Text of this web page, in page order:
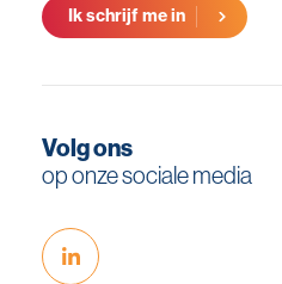
Ik schrijf me in
Volg ons
op onze sociale media